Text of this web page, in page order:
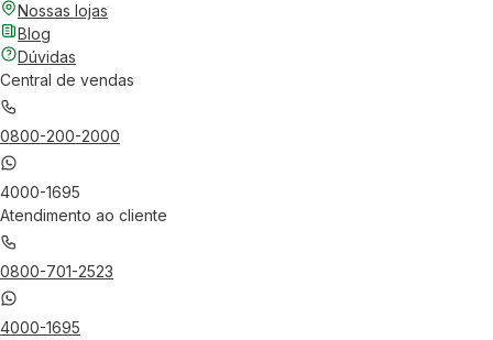
Nossas lojas
Blog
Dúvidas
Central de vendas
0800-200-2000
4000-1695
Atendimento ao cliente
0800-701-2523
4000-1695